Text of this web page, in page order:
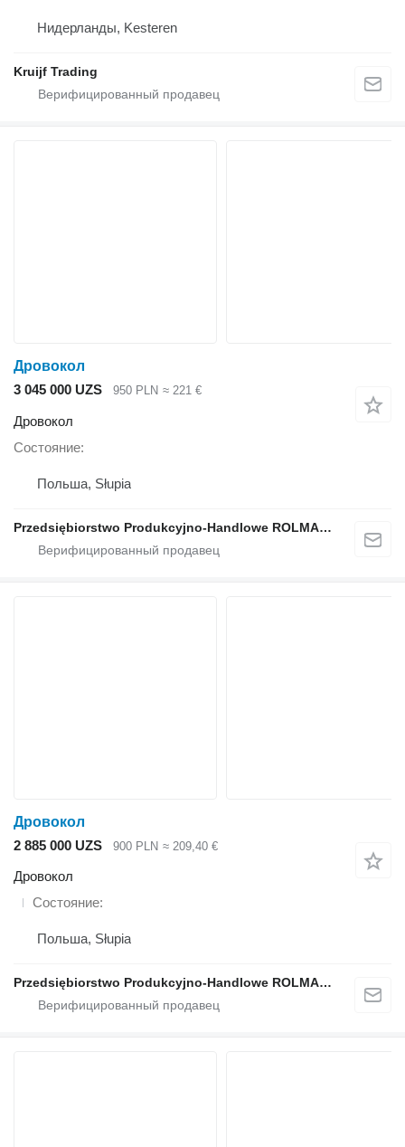
Нидерланды, Kesteren
Kruijf Trading
Дровокол
3 045 000 UZS
950 PLN ≈ 221 €
Дровокол
Состояние
Польша, Słupia
Przedsiębiorstwo Produkcyjno-Handlowe ROLMAPOL Marcin Dziekan
Дровокол
2 885 000 UZS
900 PLN ≈ 209,40 €
Дровокол
Состояние
Польша, Słupia
Przedsiębiorstwo Produkcyjno-Handlowe ROLMAPOL Marcin Dziekan